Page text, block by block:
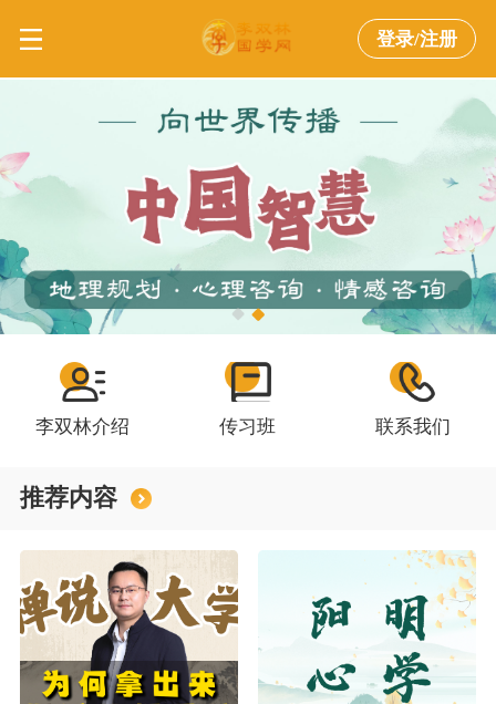
登录/注册
李双林介绍 传习班 联系我们
推荐内容